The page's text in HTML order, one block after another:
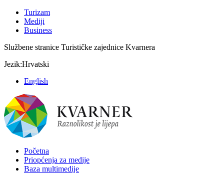
Turizam
Mediji
Business
Službene stranice Turističke zajednice Kvarnera
Jezik:Hrvatski
English
Početna
Priopćenja za medije
Baza multimedije